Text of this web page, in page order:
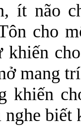
ít não
cho
khiến
mang
khiến
biết